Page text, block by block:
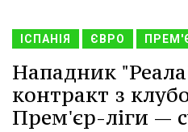
ІСПАНІЯ ЄВРО
Нападник
контракт з
Прем'єр-ліги —